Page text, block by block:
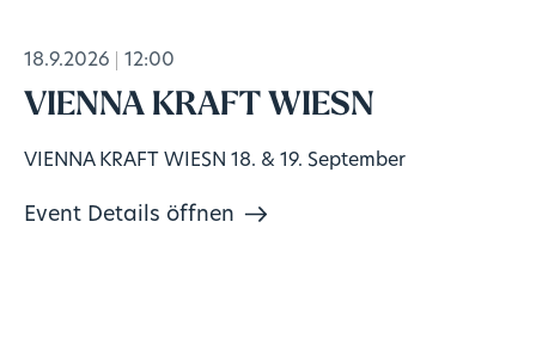
18.9.2026 12:00
VIENNA KRAFT WIESN
VIENNA KRAFT WIESN 18. & 19. September
Event Details öffnen